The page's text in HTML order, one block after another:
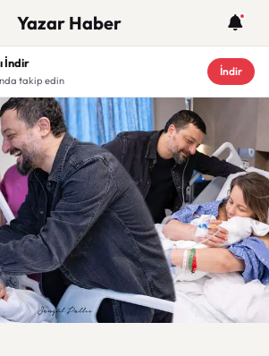
Yazar Haber
İndir
takip edin
İndir